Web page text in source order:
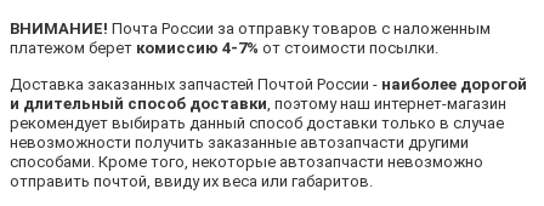
ВНИМАНИЕ! Почта России за отправку товаров с наложенным
платежом берет комиссию 4-7% от стоимости посылки.
Доставка заказанных запчастей Почтой России - наиболее дорогой
и длительный способ доставки , поэтому наш интернет-магазин
рекомендует выбирать данный способ доставки только в случае
невозможности получить заказанные автозапчасти другими
способами. Кроме того, некоторые автозапчасти невозможно
отправить почтой, ввиду их веса или габаритов.